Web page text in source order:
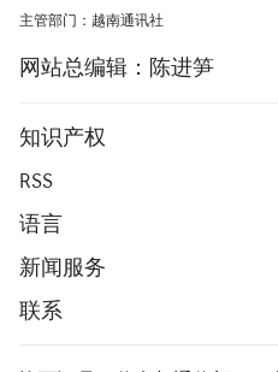
主管部门：越南通讯社
网站总编辑：陈进笋
知识产权
RSS
语言
新闻服务
联系